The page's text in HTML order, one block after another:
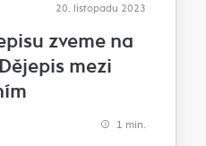
20. listopadu 2023
zveme na
mezi
1 min.